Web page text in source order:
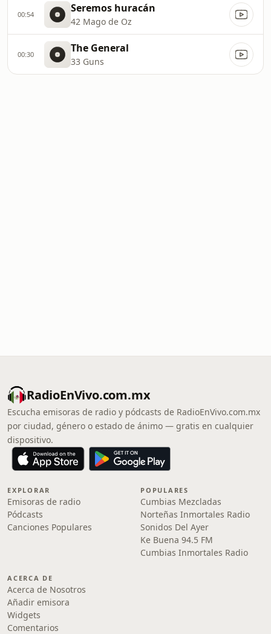
00:54 Seremos huracán
42 Mago de Oz
00:30 The General
33 Guns
RadioEnVivo.com.mx
Escucha emisoras de radio y pódcasts de RadioEnVivo.com.mx
por ciudad, género o estado de ánimo — gratis en cualquier
dispositivo.
EXPLORAR
Emisoras de radio
Pódcasts
Canciones Populares
POPULARES
Cumbias Mezcladas
Norteñas Inmortales Radio
Sonidos Del Ayer
Ke Buena 94.5 FM
Cumbias Inmortales Radio
ACERCA DE
Acerca de Nosotros
Añadir emisora
Widgets
Comentarios